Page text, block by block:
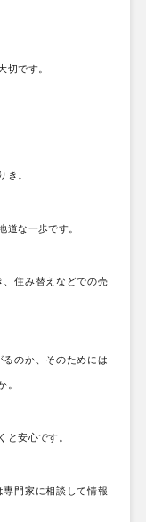
切です。
き。
道な一歩です。
住み替えなどでの売
のか、そのためには
。
と安心です。
門家に相談して情報